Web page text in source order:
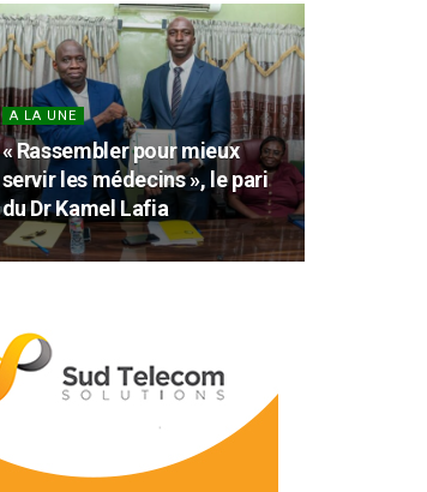
A LA UNE
« Rassembler pour mieux
servir les médecins », le pari
du Dr Kamel Lafia